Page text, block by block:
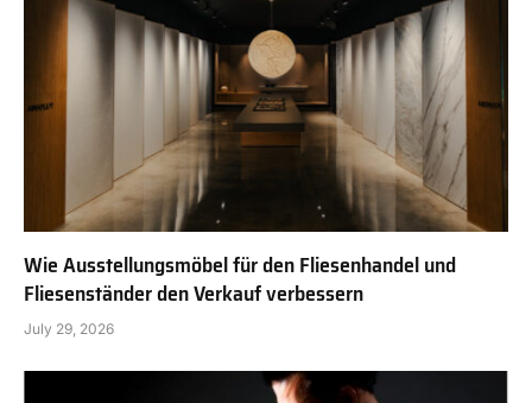
Wie Ausstellungsmöbel für den Fliesenhandel und
Fliesenständer den Verkauf verbessern
July 29, 2026